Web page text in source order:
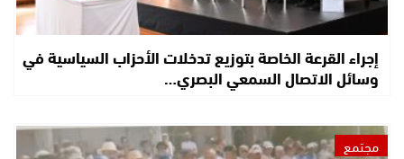
إجراء القرعة الخاصة بتوزيع تدخلات الأحزاب السياسية في
وسائل الاتصال السمعي البصري…
مجتمع